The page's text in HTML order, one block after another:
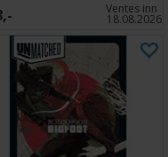
Ventes inn
18.08.2026